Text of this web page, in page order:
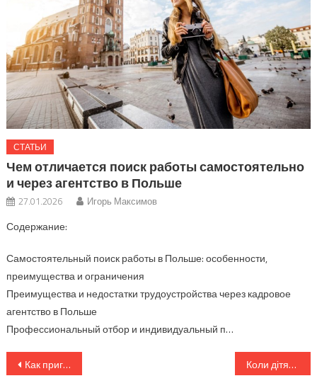
СТАТЬИ
Чем отличается поиск работы самостоятельно
и через агентство в Польше
27.01.2026 Игорь Максимов
Содержание:
Самостоятельный поиск работы в Польше: особенности,
преимущества и ограничения
Преимущества и недостатки трудоустройства через кадровое
агентство в Польше
Профессиональный отбор и индивидуальный п…
Навигация
Как приготовить вкусный кальян? Коли дітям краще починати вивчати програмування